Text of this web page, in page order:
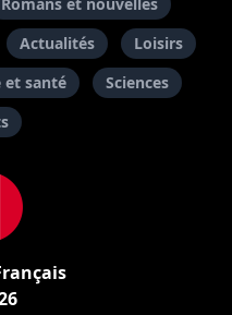
Actualités
Loisirs
et santé
Sciences